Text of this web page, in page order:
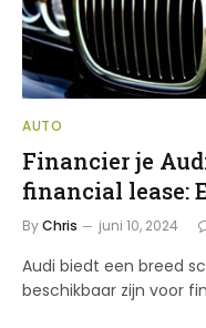
AUTO
Financier je
financial lease:
ByChris juni 10, 2024
Audi biedt een breed
beschikbaar zijn voor